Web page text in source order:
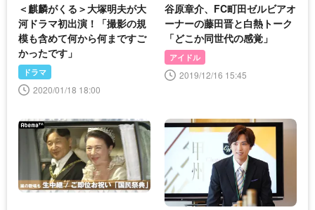
＜麒麟がくる＞大塚明夫が大
河ドラマ初出演！「撮影の規
模も含めて何から何まですご
かったです」
ドラマ
2020/01/18 18:00
谷原章介、FC町田ゼルビアオ
ーナーの藤田晋と白熱トーク
「どこか同世代の感覚」
アイドル
2019/12/16 15:45